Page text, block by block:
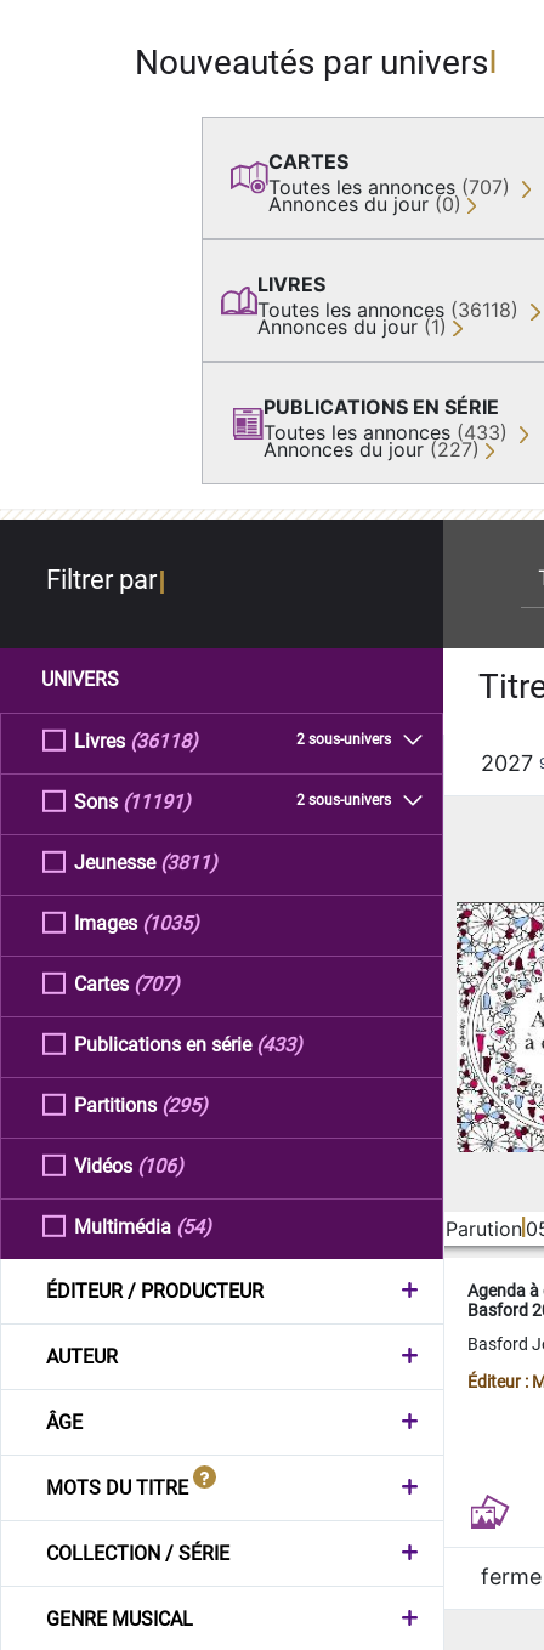
Nouveautés par univers
CARTES
Toutes les annonces (707)
Annonces du jour (0)
LIVRES
Toutes les annonces (36118)
Annonces du jour (1)
PUBLICATIONS EN SÉRIE
Toutes les annonces (433)
Annonces du jour (227)
Filtrer par
UNIVERS
Livres 2 sous-univers
(36118)
Sons 2 sous-univers
(11191)
Jeunesse (3811)
Images (1035)
Cartes (707)
Publications en série (433)
Partitions (295)
Vidéos (106)
Multimédia (54)
ÉDITEUR / PRODUCTEUR
AUTEUR
ÂGE
MOTS DU TITRE
COLLECTION / SÉRIE
GENRE MUSICAL
2027
Parution
Agenda
Basford
Basford
Éditeur :
ferme